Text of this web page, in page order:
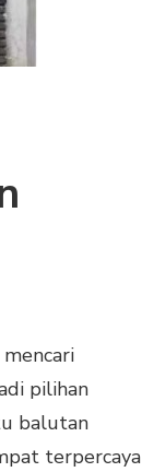
pilihan
balutan
terpercaya